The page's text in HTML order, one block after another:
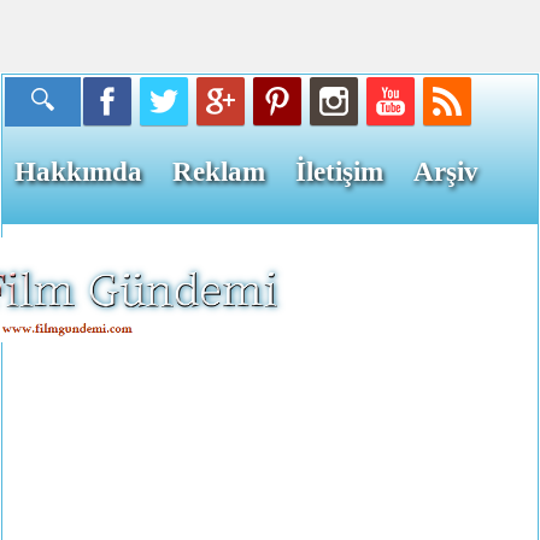
Hakkımda Reklam İletişim Arşiv